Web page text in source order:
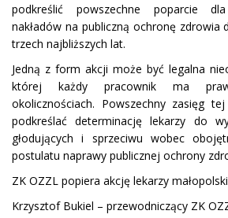
podkreślić powszechne poparcie
nakładów na publiczną ochronę zdrowia
trzech najbliższych lat.
Jedną z form akcji może być legalna
której każdy pracownik ma
okolicznościach. Powszechny zasięg
podkreślać determinację lekarzy do
głodujących i sprzeciwu wobec
postulatu naprawy publicznej ochrony
ZK OZZL popiera akcję lekarzy
Krzysztof Bukiel – przewodniczący ZK